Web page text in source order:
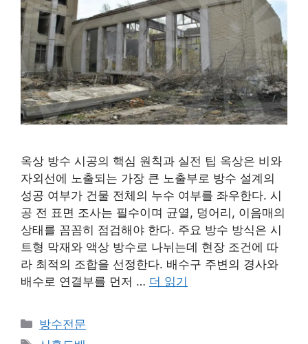
옥상 방수 시공의 핵심 원칙과 실전 팁 옥상은 비와
자외선에 노출되는 가장 큰 노출부로 방수 설계의
성공 여부가 건물 전체의 누수 여부를 좌우한다. 시
공 전 표면 조사는 필수이며 균열, 덩어리, 이음매의
상태를 꼼꼼히 점검해야 한다. 주요 방수 방식은 시
트형 막재와 액상 방수로 나뉘는데 현장 조건에 따
라 최적의 조합을 선정한다. 배수구 주변의 경사와
배수로 연결부를 먼저 … 더 읽기
카
테
방수전문